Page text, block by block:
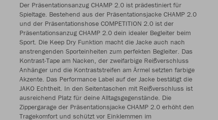
Der Präsentationsanzug CHAMP 2.0 ist prädestiniert für
Spieltage. Bestehend aus der Präsentationsjacke CHAMP 2.0
und der Präsentationshose COMPETITION 2.0 ist der
Präsentationsanzug CHAMP 2.0 dein idealer Begleiter beim
Sport. Die Keep Dry Funktion macht die Jacke auch nach
anstrengenden Sporteinheiten zum perfekten Begleiter. Das
Kontrast-Tape am Nacken, der zweifarbige Reißverschluss
Anhänger und die Kontraststreifen am Ärmel setzten farbige
Akzente. Das Performance Label auf der Jacke bestätigt die
JAKO Echtheit. In den Seitentaschen mit Reißverschluss ist
ausreichend Platz für deine Alltagsgegenstände. Die
Zippergarage der Präsentationsjacke CHAMP 2.0 erhöht den
Tragekomfort und schützt vor Einklemmen im